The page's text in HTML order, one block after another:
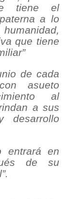
tiene el
a lo
que tiene
de cada
asueto
al
a sus
desarrollo
entrará en
de su